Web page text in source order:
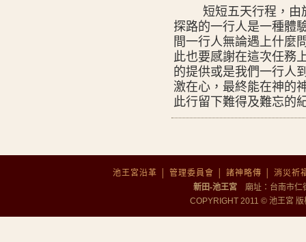
短短五天行程，由
探路的一行人是一種體
間一行人無論遇上什麼
此也要感謝在這次任務
的提供或是我們一行人
激在心，最終能在神的
此行留下難得及難忘的
池王宮沿革 管理委員會 諸神略傳
消災祈
新田-池王宮 廟址：台南市仁
COPYRIGHT 2011 © 池王宮